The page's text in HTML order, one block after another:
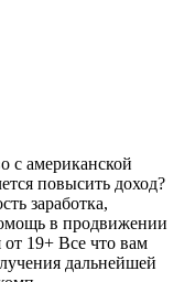
с американской
повысить доход?
заработка,
в продвижении
от 19+ Все что вам
дальнейшей